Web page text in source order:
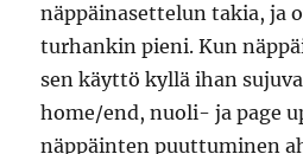
näppäinasettelun takia, ja
turhankin pieni. Kun
sen käyttö kyllä ihan
home/end, nuoli- ja page
näppäinten puuttuminen